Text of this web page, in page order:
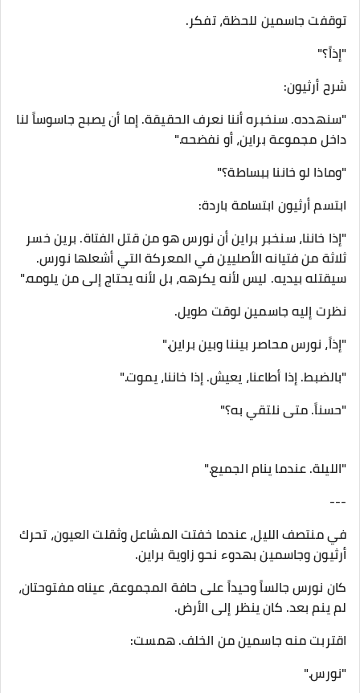
توقفت جاسمين للحظة، تفكر.
"إذاً؟"
شرح أرثيون:
"سنهدده. سنخبره أننا نعرف الحقيقة. إما أن يصبح جاسوساً لنا
داخل مجموعة براين، أو نفضحه."
"وماذا لو خاننا ببساطة؟"
ابتسم أرثيون ابتسامة باردة:
"إذا خاننا، سنخبر براين أن نورس هو من قتل الفتاة. برين خسر
ثلاثة من فتيانه الأصليين في المعركة التي أشعلها نورس.
سيقتله بيديه. ليس لأنه يكرهه، بل لأنه يحتاج إلى من يلومه."
نظرت إليه جاسمين لوقت طويل.
"إذاً، نورس محاصر بيننا وبين براين."
"بالضبط. إذا أطاعنا، يعيش. إذا خاننا، يموت."
"حسناً. متى نلتقي به؟"
"الليلة. عندما ينام الجميع."
---
في منتصف الليل، عندما خفتت المشاعل وثقلت العيون، تحرك
أرثيون وجاسمين بهدوء نحو زاوية براين.
كان نورس جالساً وحيداً على حافة المجموعة، عيناه مفتوحتان،
لم ينم بعد. كان ينظر إلى الأرض.
اقتربت منه جاسمين من الخلف. همست:
"نورس."